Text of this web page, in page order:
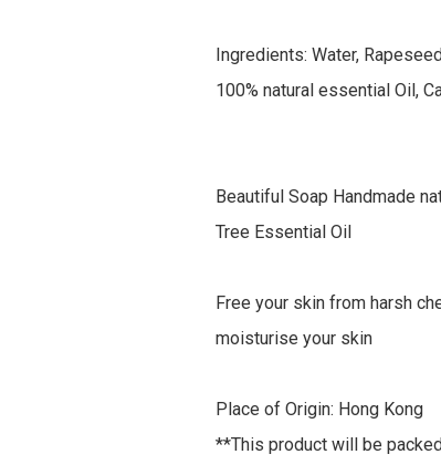
Ingredients: Water,
100% natural essential Oil,
Beautiful Soap Handmade
Tree Essential Oil
Free your skin from harsh
moisturise your skin
Place of Origin: Hong Kong
**This product will be